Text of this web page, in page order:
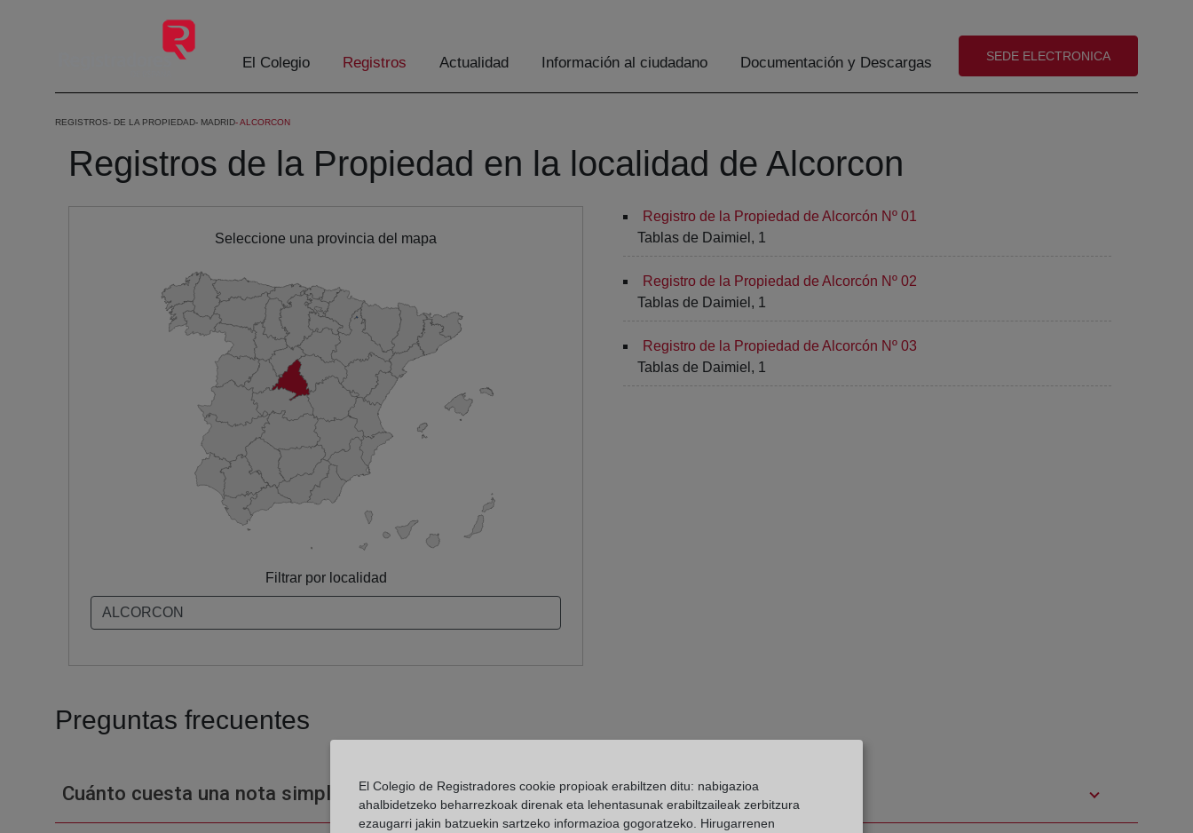
El Colegio Registros Actualidad Información al ciudadano Documentación y Descargas (abre en nueva ventana)
SEDE ELECTRONICA
REGISTROS DE LA PROPIEDAD MADRID ALCORCON
Registros de la Propiedad en la localidad de Alcorcon
Seleccione una provincia del mapa
Filtrar por localidad
Registro de la Propiedad de Alcorcón Nº 01
Tablas de Daimiel, 1
Registro de la Propiedad de Alcorcón Nº 02
Tablas de Daimiel, 1
Registro de la Propiedad de Alcorcón Nº 03
Tablas de Daimiel, 1
Preguntas frecuentes
Cuánto cuesta una nota simple en un Registro de la Propiedad
El Colegio de Registradores cookie propioak erabiltzen ditu: nabigazioa
ahalbidetzeko beharrezkoak direnak eta lehentasunak erabiltzaileak zerbitzura
ezaugarri jakin batzuekin sartzeko informazioa gogoratzeko. Hirugarrenen